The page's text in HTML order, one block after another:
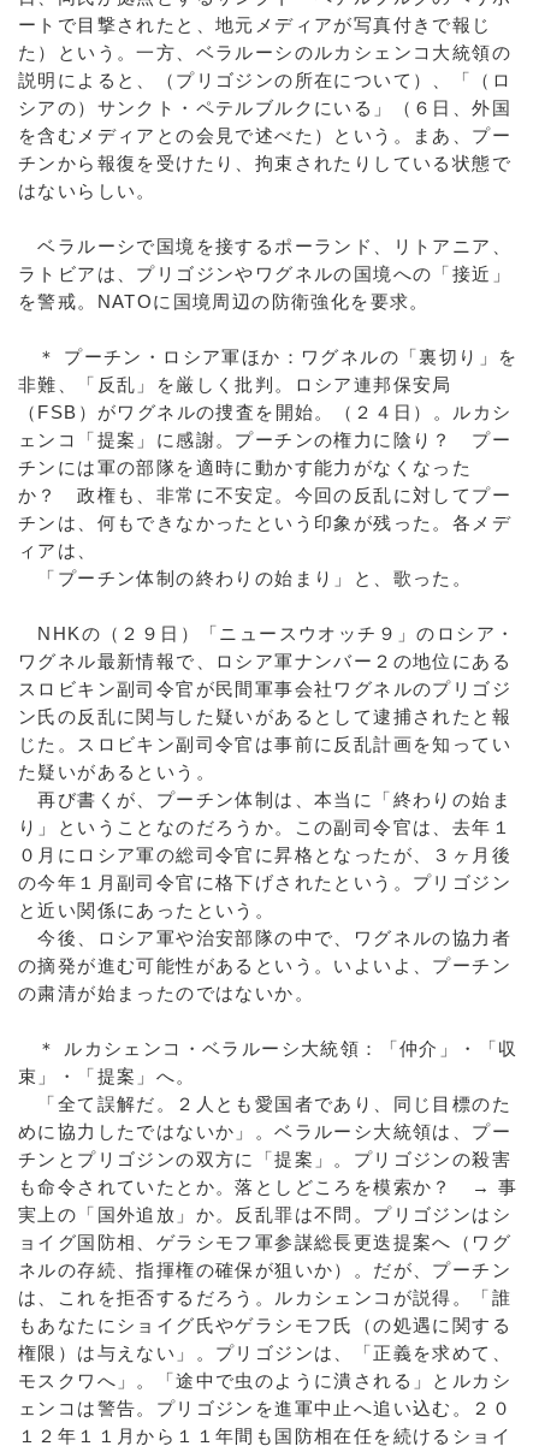
ートで目撃されたと、地元メディアが写真付きで報じ
た）という。一方、ベラルーシのルカシェンコ大統領の
説明によると、（プリゴジンの所在について）、「（ロ
シアの）サンクト・ペテルブルクにいる」（６日、外国
を含むメディアとの会見で述べた）という。まあ、プー
チンから報復を受けたり、拘束されたりしている状態で
はないらしい。
ベラルーシで国境を接するポーランド、リトアニア、
ラトビアは、プリゴジンやワグネルの国境への「接近」
を警戒。NATOに国境周辺の防衛強化を要求。
＊ プーチン・ロシア軍ほか：ワグネルの「裏切り」を
非難、「反乱」を厳しく批判。ロシア連邦保安局
（FSB）がワグネルの捜査を開始。（２４日）。ルカシ
ェンコ「提案」に感謝。プーチンの権力に陰り？ プー
チンには軍の部隊を適時に動かす能力がなくなった
か？ 政権も、非常に不安定。今回の反乱に対してプー
チンは、何もできなかったという印象が残った。各メデ
ィアは、
「プーチン体制の終わりの始まり」と、歌った。
NHKの（２９日）「ニュースウオッチ９」のロシア・
ワグネル最新情報で、ロシア軍ナンバー２の地位にある
スロビキン副司令官が民間軍事会社ワグネルのプリゴジ
ン氏の反乱に関与した疑いがあるとして逮捕されたと報
じた。スロビキン副司令官は事前に反乱計画を知ってい
た疑いがあるという。
再び書くが、プーチン体制は、本当に「終わりの始ま
り」ということなのだろうか。この副司令官は、去年１
０月にロシア軍の総司令官に昇格となったが、３ヶ月後
の今年１月副司令官に格下げされたという。プリゴジン
と近い関係にあったという。
今後、ロシア軍や治安部隊の中で、ワグネルの協力者
の摘発が進む可能性があるという。いよいよ、プーチン
の粛清が始まったのではないか。
＊ ルカシェンコ・ベラルーシ大統領：「仲介」・「収
束」・「提案」へ。
「全て誤解だ。２人とも愛国者であり、同じ目標のた
めに協力したではないか」。ベラルーシ大統領は、プー
チンとプリゴジンの双方に「提案」。プリゴジンの殺害
も命令されていたとか。落としどころを模索か？ → 事
実上の「国外追放」か。反乱罪は不問。プリゴジンはシ
ョイグ国防相、ゲラシモフ軍参謀総長更迭提案へ（ワグ
ネルの存続、指揮権の確保が狙いか）。だが、プーチン
は、これを拒否するだろう。ルカシェンコが説得。「誰
もあなたにショイグ氏やゲラシモフ氏（の処遇に関する
権限）は与えない」。プリゴジンは、「正義を求めて、
モスクワへ」。「途中で虫のように潰される」とルカシ
ェンコは警告。プリゴジンを進軍中止へ追い込む。２０
１２年１１月から１１年間も国防相在任を続けるショイ